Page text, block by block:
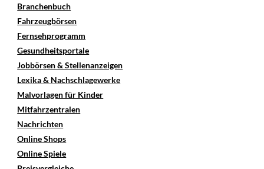
Branchenbuch
Fahrzeugbörsen
Fernsehprogramm
Gesundheitsportale
Jobbörsen & Stellenanzeigen
Lexika & Nachschlagewerke
Malvorlagen für Kinder
Mitfahrzentralen
Nachrichten
Online Shops
Online Spiele